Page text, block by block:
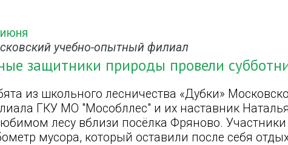
учебно-опытный филиал
защитники природы провели
из школьного лесничества «Дубки»
ГКУ МО "Мособллес" и их наставник
лесу вблизи посёлка Фряново.
мусора, который оставили после себя